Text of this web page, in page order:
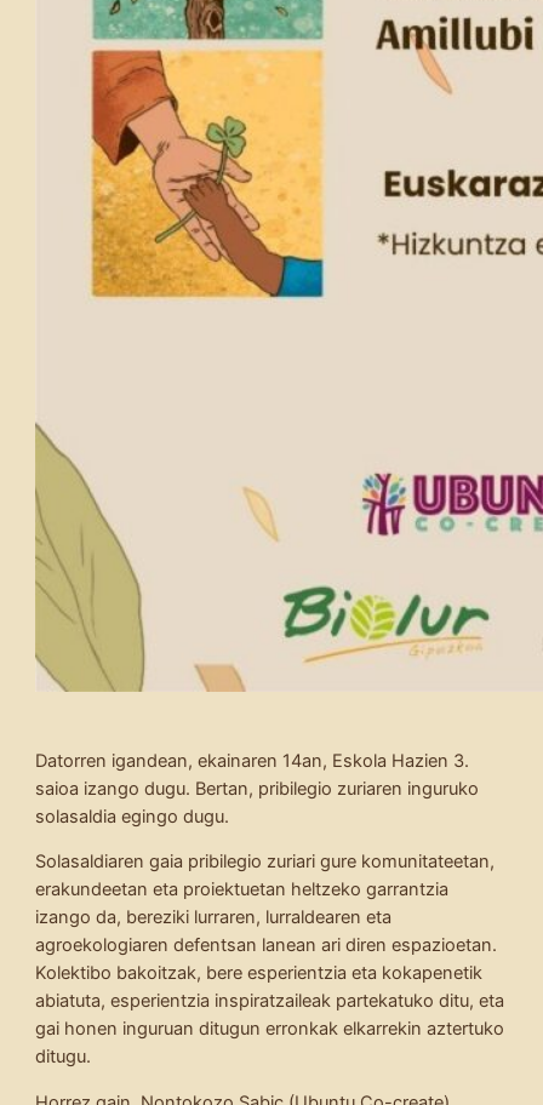
Datorren igandean, ekainaren 14an, Eskola Hazien 3.
saioa izango dugu. Bertan, pribilegio zuriaren inguruko
solasaldia egingo dugu.
Solasaldiaren gaia pribilegio zuriari gure komunitateetan,
erakundeetan eta proiektuetan heltzeko garrantzia
izango da, bereziki lurraren, lurraldearen eta
agroekologiaren defentsan lanean ari diren espazioetan.
Kolektibo bakoitzak, bere esperientzia eta kokapenetik
abiatuta, esperientzia inspiratzaileak partekatuko ditu, eta
gai honen inguruan ditugun erronkak elkarrekin aztertuko
ditugu.